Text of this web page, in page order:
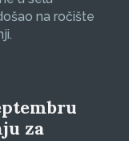
na ročište
za